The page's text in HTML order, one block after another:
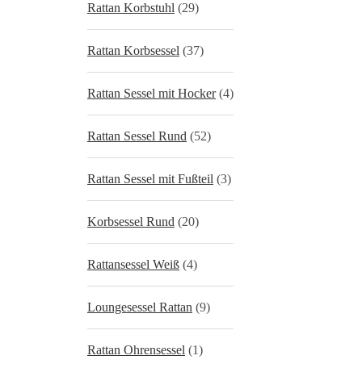
Rattan Korbstuhl (29)
Rattan Korbsessel (37)
Rattan Sessel mit Hocker (4)
Rattan Sessel Rund (52)
Rattan Sessel mit Fußteil (3)
Korbsessel Rund (20)
Rattansessel Weiß (4)
Loungesessel Rattan (9)
Rattan Ohrensessel (1)